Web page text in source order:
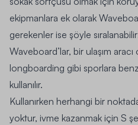
ekipmanlara ek olarak
gerekenler ise şöyle
Waveboard’lar, bir ulaşım
longboarding gibi sporlara
kullanılır.
Kullanırken herhangi bir
yoktur, ivme kazanmak için S